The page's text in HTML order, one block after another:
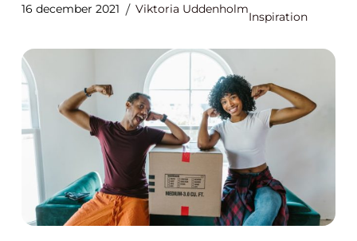
16 december 2021 Viktoria Uddenholm
Inspiration